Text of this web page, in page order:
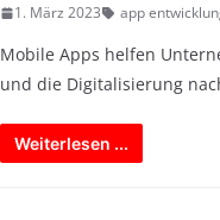
1. März 2023 app
Mobile Apps helfen
und die Digitalisierung
Weiterlesen ...